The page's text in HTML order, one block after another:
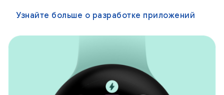
Узнайте больше о разработке приложений